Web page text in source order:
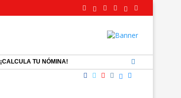
¡CALCULA TU NÓMINA!